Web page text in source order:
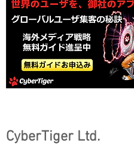
CyberTiger Ltd.